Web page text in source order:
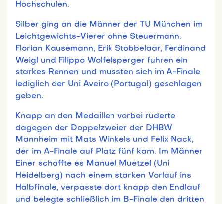
Hochschulen.
Silber ging an die Männer der TU München im
Leichtgewichts-Vierer ohne Steuermann.
Florian Kausemann, Erik Stobbelaar, Ferdinand
Weigl und Filippo Wolfelsperger fuhren ein
starkes Rennen und mussten sich im A-Finale
lediglich der Uni Aveiro (Portugal) geschlagen
geben.
Knapp an den Medaillen vorbei ruderte
dagegen der Doppelzweier der DHBW
Mannheim mit Mats Winkels und Felix Nack,
der im A-Finale auf Platz fünf kam. Im Männer
Einer schaffte es Manuel Muetzel (Uni
Heidelberg) nach einem starken Vorlauf ins
Halbfinale, verpasste dort knapp den Endlauf
und belegte schließlich im B-Finale den dritten